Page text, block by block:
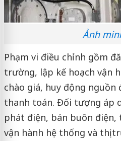
Ảnh
Phạm vi điều chỉnh gồm
trường, lập kế hoạch vận
chào giá, huy động nguồn
thanh toán. Đối tượng áp
phát điện, bán buôn điện,
vận hành hệ thống và thị